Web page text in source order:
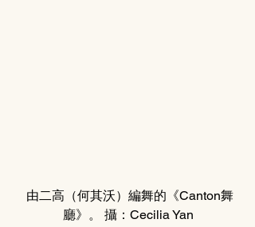
廳》。 攝：Cecilia Yan